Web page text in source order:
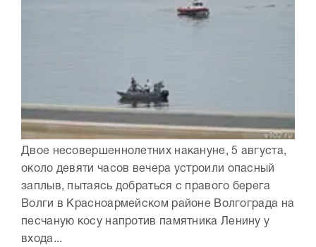
Двое несовершеннолетних накануне, 5 августа,
около девяти часов вечера устроили опасный
заплыв, пытаясь добраться с правого берега
Волги в Красноармейском районе Волгограда на
песчаную косу напротив памятника Ленину у
входа...